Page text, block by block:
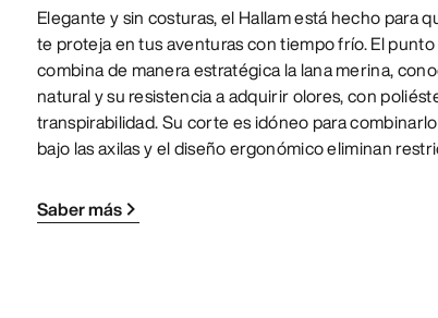
Elegante y sin costuras, el Hallam está hecho para
te proteja en tus aventuras con tiempo frío. El
combina de manera estratégica la lana merina,
natural y su resistencia a adquirir olores, con
transpirabilidad. Su corte es idóneo para
bajo las axilas y el diseño ergonómico eliminan
Saber más